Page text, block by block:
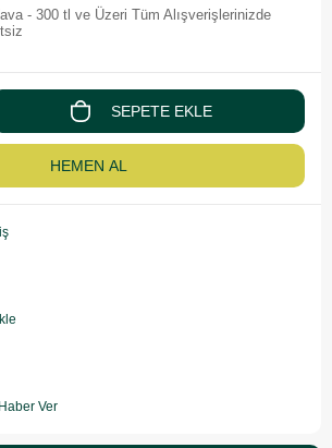
- 300 tl ve Üzeri Tüm Alışverişlerinizde
Ver